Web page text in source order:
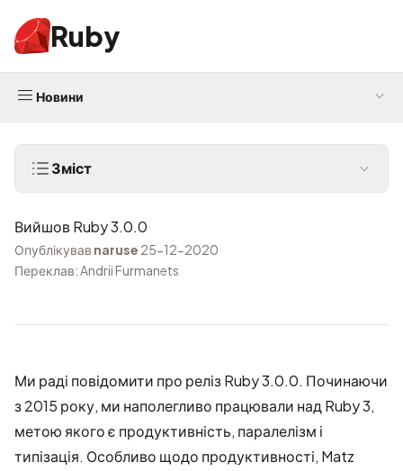
Ruby
Новини
Зміст
Вийшов Ruby 3.0.0
Опублікував naruse 25-12-2020
Переклав: Andrii Furmanets
Ми раді повідомити про реліз Ruby 3.0.0. Починаючи
з 2015 року, ми наполегливо працювали над Ruby 3,
метою якого є продуктивність, паралелізм і
типізація. Особливо щодо продуктивності, Matz